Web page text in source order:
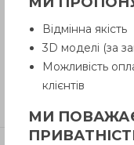
Інструкція
Відмінна якість
3D моделі (за
Можливість
клієнтів
МИ